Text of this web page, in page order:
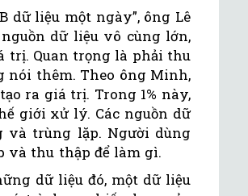
dữ liệu một ngày”, ông Lê
dữ liệu vô cùng lớn,
trị. Quan trọng là phải thu
nói thêm. Theo ông Minh,
ra giá trị. Trong 1% này,
giới xử lý. Các nguồn dữ
trùng lặp. Người dùng
và thu thập để làm gì.
dữ liệu đó, một dữ liệu